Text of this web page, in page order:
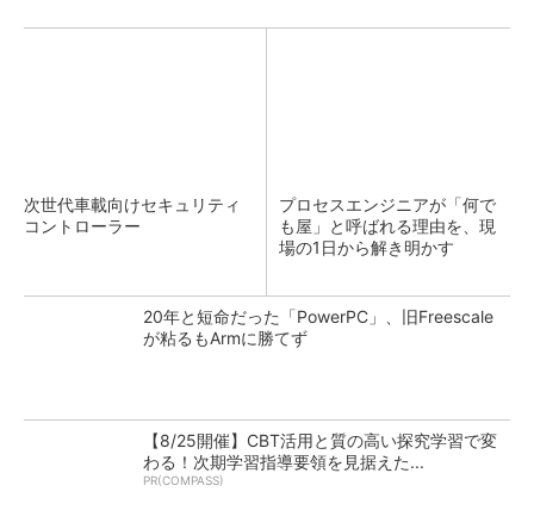
次世代車載向けセキュリティ
コントローラー
プロセスエンジニアが「何で
も屋」と呼ばれる理由を、現
場の1日から解き明かす
20年と短命だった「PowerPC」、旧Freescale
が粘るもArmに勝てず
【8/25開催】CBT活用と質の高い探究学習で変
わる！次期学習指導要領を見据えた...
PR(COMPASS)